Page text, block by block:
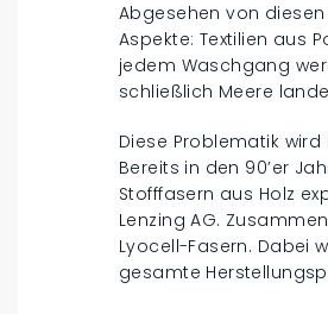
Abgesehen von
Aspekte: Textilien aus
jedem Waschgang
schließlich Meere
Diese Problematik
Bereits in den 90’er
Stofffasern aus Holz
Lenzing AG.
Lyocell-Fasern. Dabei
gesamte